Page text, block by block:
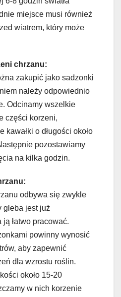
miejsce musi również
wiatrem, który może
chrzanu:
zakupić jako sadzonki
należy odpowiednio
Odcinamy wszelkie
części korzeni,
kawałki o długości około
pozostawiamy
na kilka godzin.
odbywa się zwykle
gleba jest już
łatwo pracować.
powinny wynosić
aby zapewnić
dla wzrostu roślin.
około 15-20
w nich korzenie